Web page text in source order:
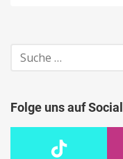
Suche
nach:
Folge uns auf